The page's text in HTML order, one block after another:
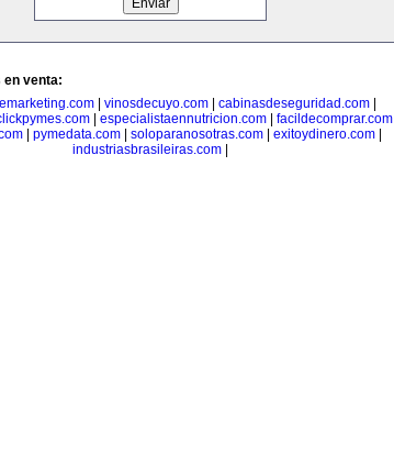
en venta:
| vinosdecuyo.com| cabinasdeseguridad.com|
especialistaennutricion.com
facildecomprar.com
pymedata.com soloparanosotras.com exitoydinero.com
industriasbrasileiras.com